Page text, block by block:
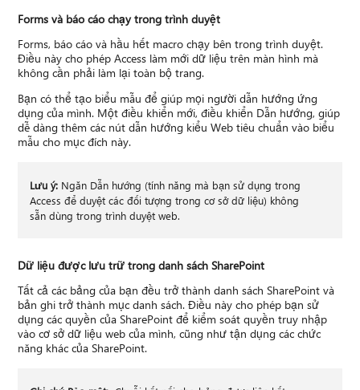
Forms và báo cáo chạy trong trình duyệt
Forms, báo cáo và hầu hết macro chạy bên trong trình duyệt.
Điều này cho phép Access làm mới dữ liệu trên màn hình mà
không cần phải làm lại toàn bộ trang.
Bạn có thể tạo biểu mẫu để giúp mọi người dẫn hướng ứng
dụng của mình. Một điều khiển mới, điều khiển Dẫn hướng, giúp
dễ dàng thêm các nút dẫn hướng kiểu Web tiêu chuẩn vào biểu
mẫu cho mục đích này.
Lưu ý: Ngăn Dẫn hướng (tính năng mà bạn sử dụng trong
Access để duyệt các đối tượng trong cơ sở dữ liệu) không
sẵn dùng trong trình duyệt web.
Dữ liệu được lưu trữ trong danh sách SharePoint
Tất cả các bảng của bạn đều trở thành danh sách SharePoint và
bản ghi trở thành mục danh sách. Điều này cho phép bạn sử
dụng các quyền của SharePoint để kiểm soát quyền truy nhập
vào cơ sở dữ liệu web của mình, cũng như tận dụng các chức
năng khác của SharePoint.